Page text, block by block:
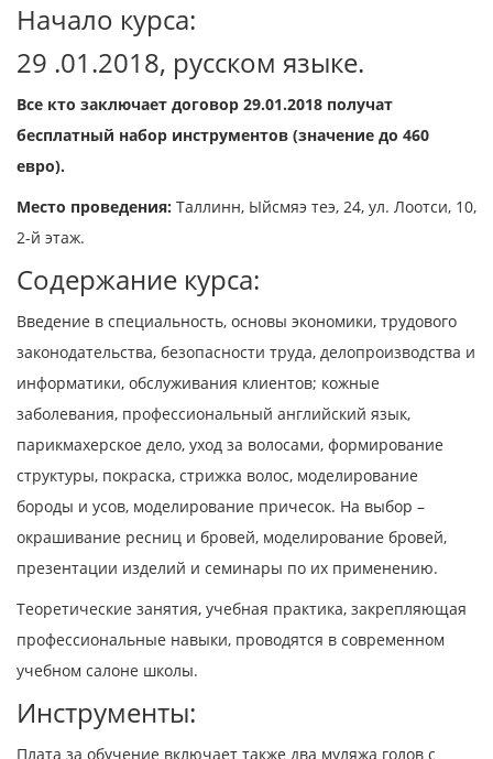
Начало курса:
29 .01.2018, русском языке.
Все кто заключает договор 29.01.2018 получат
бесплатный набор инструментов (значение до 460
евро).
Место проведения: Таллинн, Ыйсмяэ теэ, 24, ул. Лоотси, 10,
2-й этаж.
Содержание курса:
Введение в специальность, основы экономики, трудового
законодательства, безопасности труда, делопроизводства и
информатики, обслуживания клиентов; кожные
заболевания, профессиональный английский язык,
парикмахерское дело, уход за волосами, формирование
структуры, покраска, стрижка волос, моделирование
бороды и усов, моделирование причесок. На выбор –
окрашивание ресниц и бровей, моделирование бровей,
презентации изделий и семинары по их применению.
Теоретические занятия, учебная практика, закрепляющая
профессиональные навыки, проводятся в современном
учебном салоне школы.
Инструменты:
Плата за обучение включает также два муляжа голов с